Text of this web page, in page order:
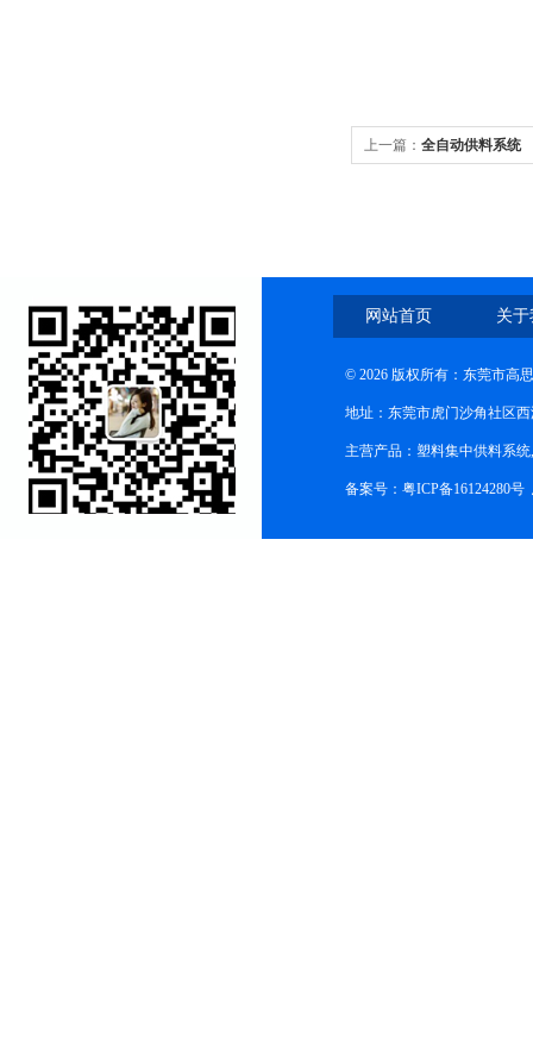
上一篇： 全自动供料系统
网站首页 关
© 2026 版权所有：东莞市高
地址：东莞市虎门沙角社区
主营产品：塑料集中供料系
备案号：粤ICP备16124280号